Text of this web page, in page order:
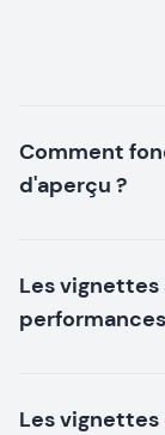
Comment
d'aperçu ?
Les
Les